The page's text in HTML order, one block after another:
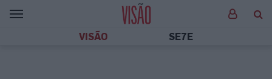
VISÃO SE7E